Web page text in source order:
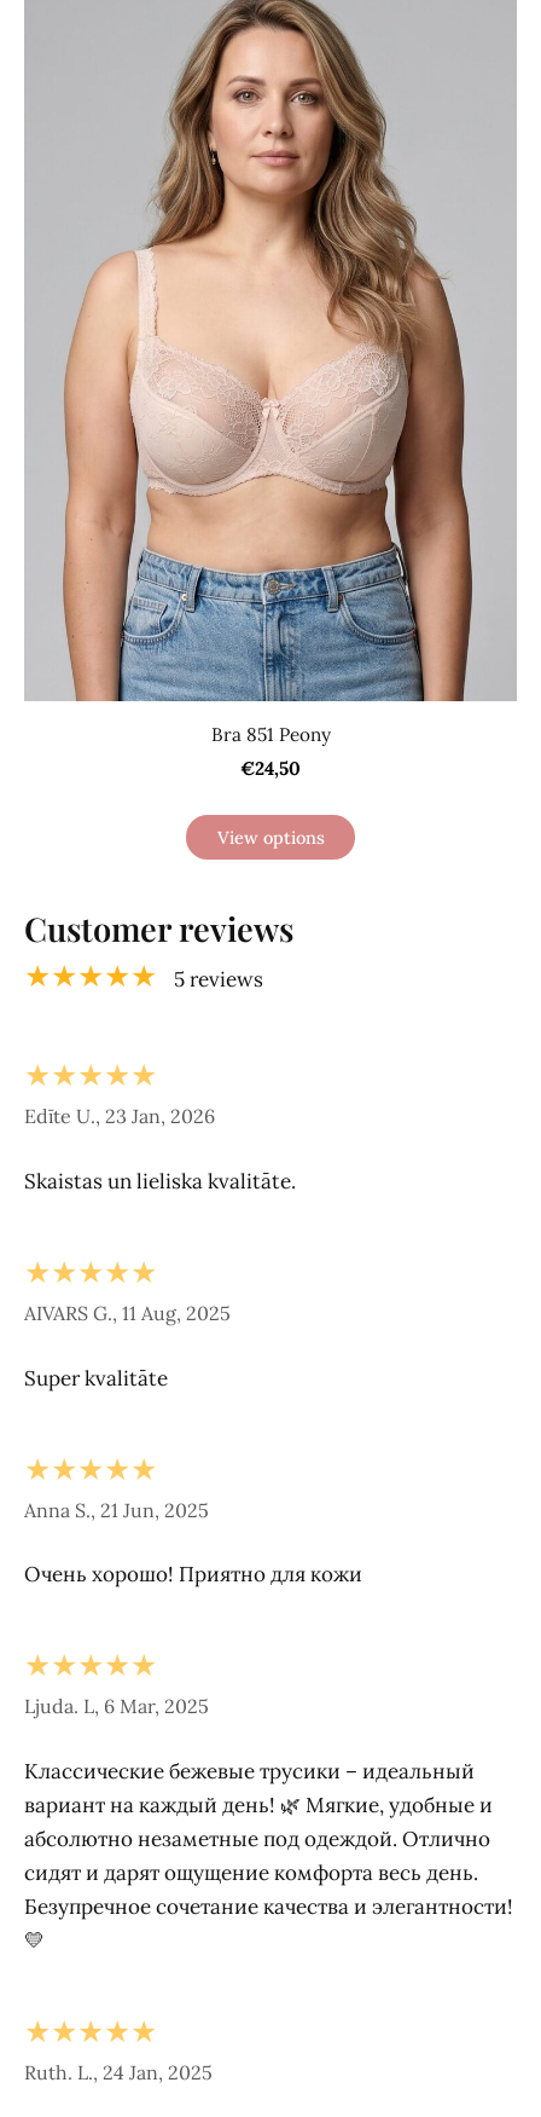
Bra 851 Peony
€24,50
View options
Customer reviews
★★★★★ 5 reviews
★★★★★
Edīte U., 23 Jan, 2026
Skaistas un lieliska kvalitāte.
★★★★★
AIVARS G., 11 Aug, 2025
Super kvalitāte
★★★★★
Anna S., 21 Jun, 2025
Очень хорошо! Приятно для кожи
★★★★★
Ljuda. L, 6 Mar, 2025
Классические бежевые трусики – идеальный
вариант на каждый день! 🌿 Мягкие, удобные и
абсолютно незаметные под одеждой. Отлично
сидят и дарят ощущение комфорта весь день.
Безупречное сочетание качества и элегантности!
💛
★★★★★
Ruth. L., 24 Jan, 2025